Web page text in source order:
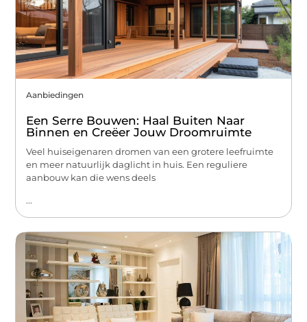
Aanbiedingen
Een Serre Bouwen: Haal Buiten Naar
Binnen en Creëer Jouw Droomruimte
Veel huiseigenaren dromen van een grotere leefruimte
en meer natuurlijk daglicht in huis. Een reguliere
aanbouw kan die wens deels
...